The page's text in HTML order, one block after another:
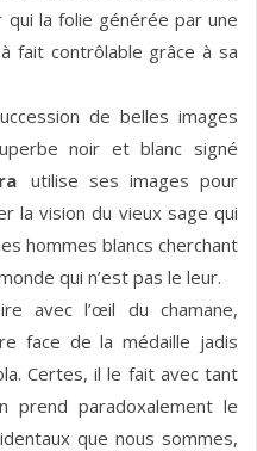
la folie générée par une
fait contrôlable grâce à sa
de belles images
noir et blanc signé
utilise ses images pour
la vision du vieux sage qui
hommes blancs cherchant
qui n’est pas le leur.
avec l’œil du chamane,
face de la médaille jadis
Certes, il le fait avec tant
prend paradoxalement le
que nous sommes,